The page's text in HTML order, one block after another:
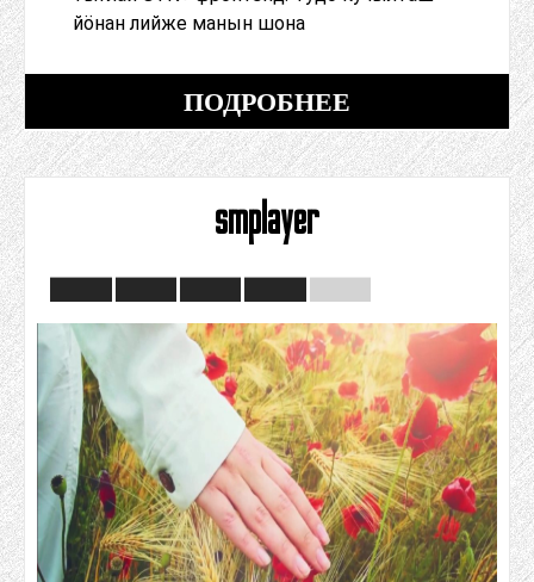
йӧнан лийже манын шона
ПОДРОБНЕЕ
smplayer